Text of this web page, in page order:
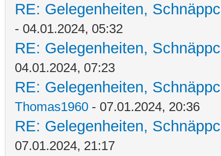
RE: Gelegenheiten,
- 04.01.2024, 05:32
RE: Gelegenheiten,
04.01.2024, 07:23
RE: Gelegenheiten,
Thomas1960 - 07.01.2024, 20:36
RE: Gelegenheiten,
07.01.2024, 21:17